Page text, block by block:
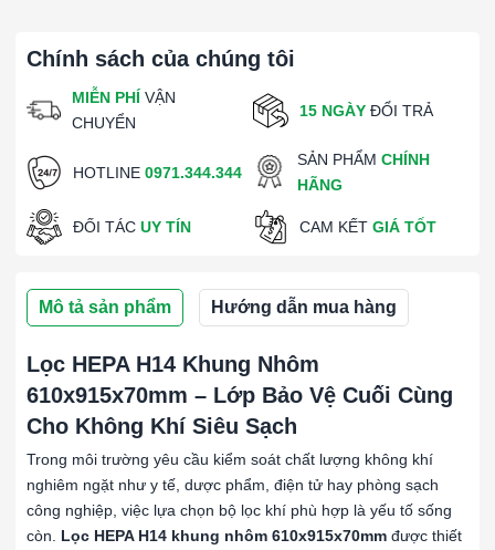
Chính sách của chúng tôi
MIỄN PHÍ VẬN
CHUYỂN
15 NGÀY ĐỔI TRẢ
HOTLINE 0971.344.344
SẢN PHẨMCHÍNH
HÃNG
ĐỐI TÁC UY TÍN CAM KẾT GIÁ TỐT
Mô tả sản phẩm Hướng dẫn mua hàng
Lọc HEPA H14 Khung Nhôm
610x915x70mm – Lớp Bảo Vệ Cuối Cùng
Cho Không Khí Siêu Sạch
Trong môi trường yêu cầu kiểm soát chất lượng không khí
nghiêm ngặt như y tế, dược phẩm, điện tử hay phòng sạch
công nghiệp, việc lựa chọn bộ lọc khí phù hợp là yếu tố sống
còn. Lọc HEPA H14 khung nhôm 610x915x70mm được thiết